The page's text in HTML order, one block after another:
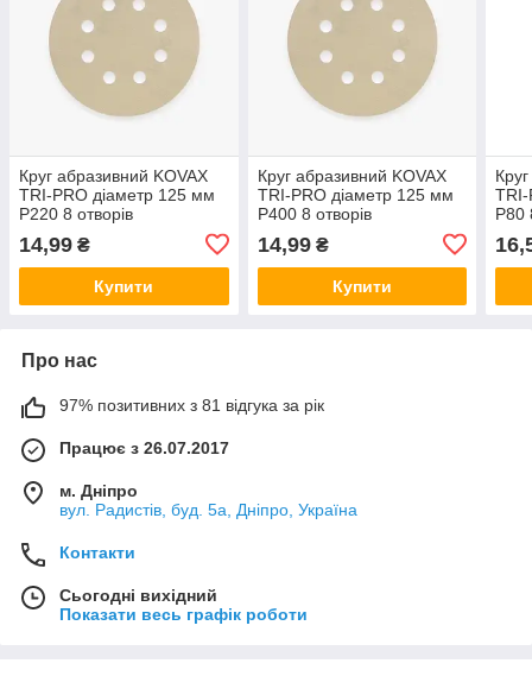
Круг абразивний KOVAX
TRI-PRO діаметр 125 мм
P220 8 отворів
14,99 ₴
Купити
Круг абразивний KOVAX
TRI-PRO діаметр 125 мм
P400 8 отворів
14,99₴
Купити
TRI-
P80
Про нас
97% позитивних з 81 відгука за рік
Працює з 26.07.2017
м. Дніпро
вул. Радистів, буд. 5а, Дніпро, Україна
Контакти
Сьогодні вихідний
Показати весь графік роботи